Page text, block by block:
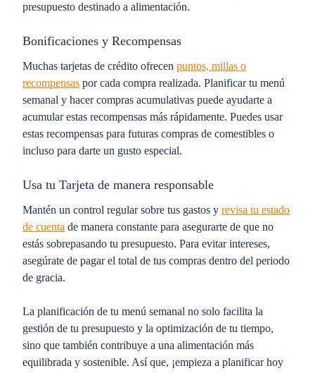
presupuesto destinado a alimentación.
Bonificaciones y Recompensas
Muchas tarjetas de crédito ofrecen puntos, millas o
recompensas por cada compra realizada. Planificar tu menú
semanal y hacer compras acumulativas puede ayudarte a
acumular estas recompensas más rápidamente. Puedes usar
estas recompensas para futuras compras de comestibles o
incluso para darte un gusto especial.
Usa tu Tarjeta de manera responsable
Mantén un control regular sobre tus gastos y revisa tu estado
de cuenta de manera constante para asegurarte de que no
estás sobrepasando tu presupuesto. Para evitar intereses,
asegúrate de pagar el total de tus compras dentro del periodo
de gracia.
La planificación de tu menú semanal no solo facilita la
gestión de tu presupuesto y la optimización de tu tiempo,
sino que también contribuye a una alimentación más
equilibrada y sostenible. Así que, ¡empieza a planificar hoy